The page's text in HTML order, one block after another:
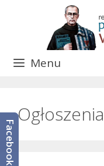
Facebook
Menu
Ogłoszenia